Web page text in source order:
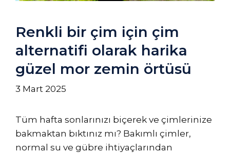
Renkli bir çim için çim
alternatifi olarak harika
güzel mor zemin örtüsü
3 Mart 2025
Tüm hafta sonlarınızı biçerek ve çimlerinize
bakmaktan bıktınız mı? Bakımlı çimler,
normal su ve gübre ihtiyaçlarından